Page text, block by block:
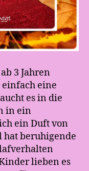
3 Jahren
einfach eine
es in die
in ein
ein Duft von
hat beruhigende
lieben es